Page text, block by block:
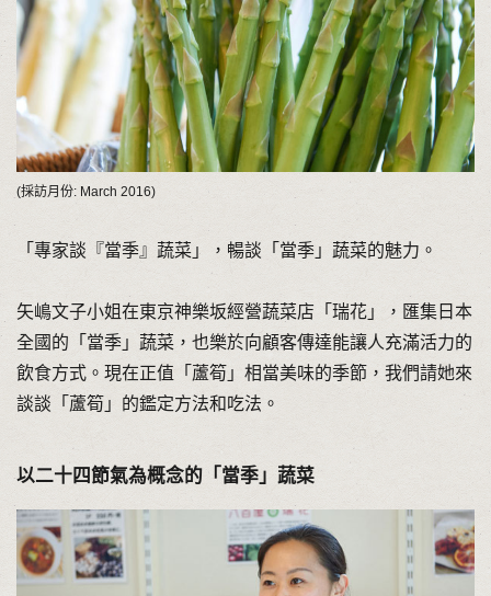
(採訪月份: March 2016)
「專家談『當季』蔬菜」，暢談「當季」蔬菜的魅力。
矢嶋文子小姐在東京神樂坂經營蔬菜店「瑞花」，匯集日本
全國的「當季」蔬菜，也樂於向顧客傳達能讓人充滿活力的
飲食方式。現在正值「蘆筍」相當美味的季節，我們請她來
談談「蘆筍」的鑑定方法和吃法。
以二十四節氣為概念的「當季」蔬菜